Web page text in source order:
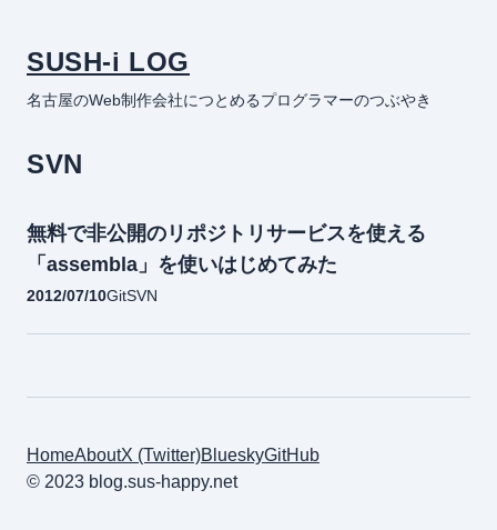
SUSH-i LOG
名古屋のWeb制作会社につとめるプログラマーのつぶやき
SVN
無料で非公開のリポジトリサービスを使える
「assembla」を使いはじめてみた
2012/07/10GitSVN
HomeAboutX (Twitter)BlueskyGitHub
© 2023 blog.sus-happy.net